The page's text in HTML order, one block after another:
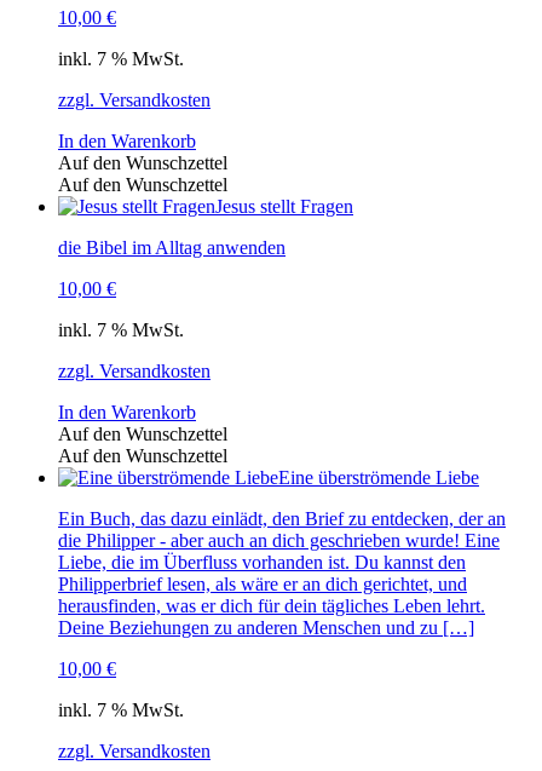
10,00 €
inkl. 7 % MwSt.
zzgl. Versandkosten
In den Warenkorb
Auf den Wunschzettel
Auf den Wunschzettel
Jesus stellt Fragen
die Bibel im Alltag anwenden
10,00 €
inkl. 7 % MwSt.
zzgl. Versandkosten
In den Warenkorb
Auf den Wunschzettel
Auf den Wunschzettel
Eine überströmende Liebe
Ein Buch, das dazu einlädt, den Brief zu entdecken, der an
die Philipper - aber auch an dich geschrieben wurde! Eine
Liebe, die im Überfluss vorhanden ist. Du kannst den
Philipperbrief lesen, als wäre er an dich gerichtet, und
herausfinden, was er dich für dein tägliches Leben lehrt.
Deine Beziehungen zu anderen Menschen und zu […]
10,00 €
inkl. 7 % MwSt.
zzgl. Versandkosten